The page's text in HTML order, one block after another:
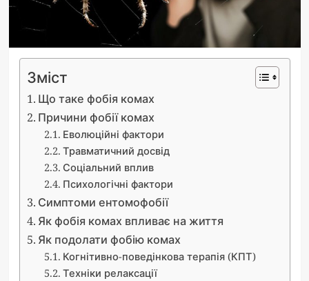
Зміст
Що таке фобія комах
Причини фобії комах
Еволюційні фактори
Травматичний досвід
Соціальний вплив
Психологічні фактори
Симптоми ентомофобії
Як фобія комах впливає на життя
Як подолати фобію комах
Когнітивно-поведінкова терапія (КПТ)
Техніки релаксації